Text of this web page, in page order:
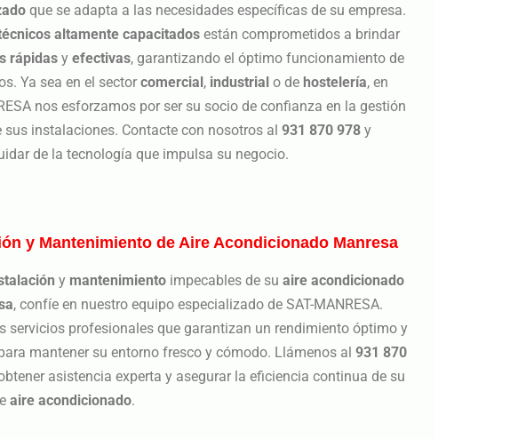
que se adapta a las necesidades específicas de su empresa.
altamente capacitados están comprometidos a brindar
rápidas y efectivas, garantizando el óptimo funcionamiento de
Ya sea en el sector comercial, industrial o de hostelería, en
nos esforzamos por ser su socio de confianza en la gestión
sus instalaciones. Contacte con nosotros al 931 870 978 y
de la tecnología que impulsa su negocio.
y Mantenimiento de Aire Acondicionado Manresa
y mantenimiento impecables de su aire acondicionado
, confíe en nuestro equipo especializado de SAT-MANRESA.
servicios profesionales que garantizan un rendimiento óptimo y
mantener su entorno fresco y cómodo. Llámenos al 931 870
asistencia experta y asegurar la eficiencia continua de su
aire acondicionado.